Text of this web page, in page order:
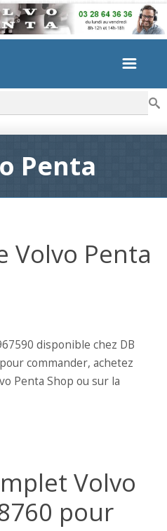
recherche
Penta
Volvo Penta
disponible chez DB
commander, achetez
Penta Shop ou sur la
Volvo
pour